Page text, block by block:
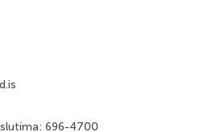
696-4700